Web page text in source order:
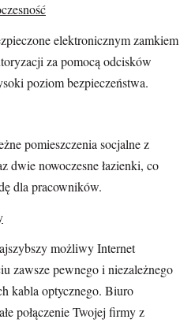
elektronicznym zamkiem
za pomocą odcisków
poziom bezpieczeństwa.
pomieszczenia socjalne z
dwie nowoczesne łazienki, co
dla pracowników.
możliwy Internet
zawsze pewnego i niezależnego
kabla optycznego. Biuro
połączenie Twojej firmy z